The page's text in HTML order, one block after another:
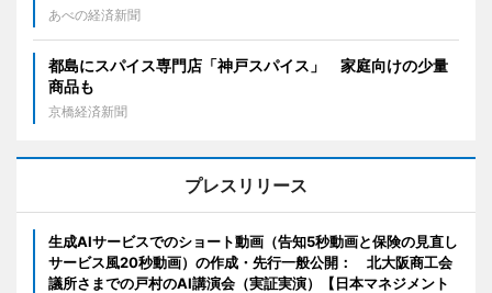
あべの経済新聞
都島にスパイス専門店「神戸スパイス」 家庭向けの少量
商品も
京橋経済新聞
プレスリリース
生成AIサービスでのショート動画（告知5秒動画と保険の見直し
サービス風20秒動画）の作成・先行一般公開： 北大阪商工会
議所さまでの戸村のAI講演会（実証実演）【日本マネジメント